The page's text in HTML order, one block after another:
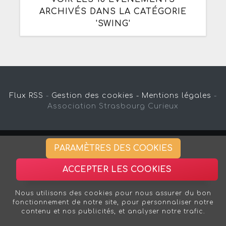
ARCHIVÉS DANS LA CATÉGORIE
'SWING'
Flux RSS - Gestion des cookies - Mentions légales -
Association Strasbourg Curieux
PARAMÈTRES DES COOKIES
ACCEPTER LES COOKIES
Nous utilisons des cookies pour nous assurer du bon
fonctionnement de notre site, pour personnaliser notre
contenu et nos publicités, et analyser notre trafic.